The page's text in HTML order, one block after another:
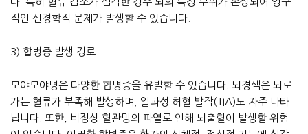
적인 신경학적 문제가 발생할 수 있습니다.
3) 합병증 발생 경로
모야모야병은 다양한 합병증을 유발할 수 있습니다. 뇌경색은 뇌로
가는 혈류가 부족해 발생하며, 일과성 허혈 발작(TIA)도 자주 나타
납니다. 또한, 비정상 혈관망의 파열로 인해 뇌출혈이 발생할 위험